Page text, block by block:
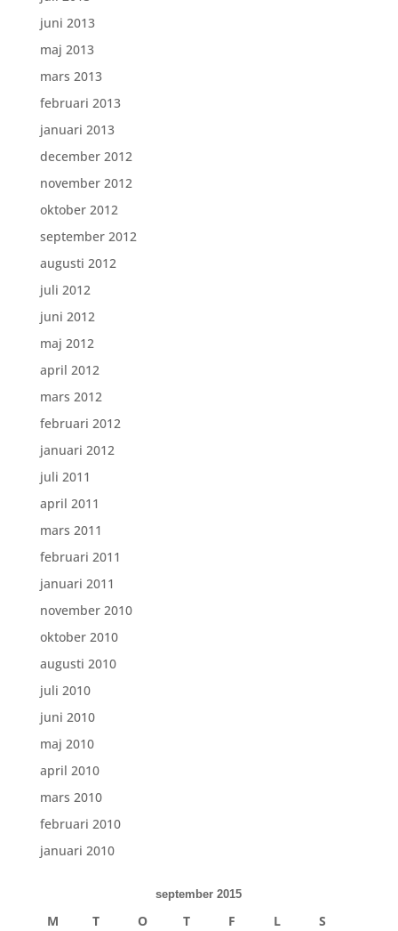
juni 2013
maj 2013
mars 2013
februari 2013
januari 2013
december 2012
november 2012
oktober 2012
september 2012
augusti 2012
juli 2012
juni 2012
maj 2012
april 2012
mars 2012
februari 2012
januari 2012
juli 2011
april 2011
mars 2011
februari 2011
januari 2011
november 2010
oktober 2010
augusti 2010
juli 2010
juni 2010
maj 2010
april 2010
mars 2010
februari 2010
januari 2010
september 2015
M T O T F L S